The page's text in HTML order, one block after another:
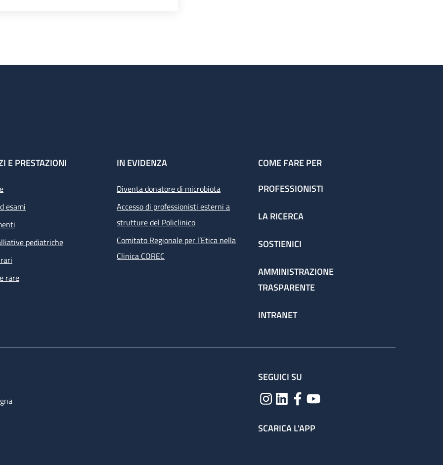
E PRESTAZIONI
esami
pediatriche
rare
IN EVIDENZA
Diventa donatore di microbiota
Accesso di professionisti esterni a
strutture del Policlinico
Comitato Regionale per l’Etica nella
Clinica COREC
COME FARE PER
PROFESSIONISTI
LA RICERCA
SOSTIENICI
AMMINISTRAZIONE
TRASPARENTE
INTRANET
SEGUICI SU
SCARICA L'APP